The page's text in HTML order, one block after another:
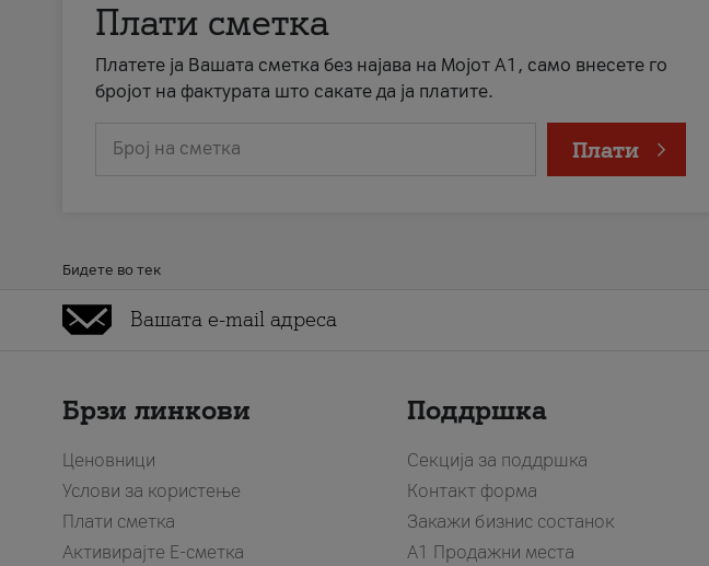
Плати сметка
Платете ја Вашата сметка без најава на Мојот А1, само внесете го
бројот на фактурата што сакате да ја платите.
Број на сметка Плати
Бидете во тек
Брзи линкови
Ценовници
Услови за користење
Плати сметка
Активирајте Е-сметка
Поддршка
Секција за поддршка
Контакт форма
Закажи бизнис состанок
A1 Продажни места